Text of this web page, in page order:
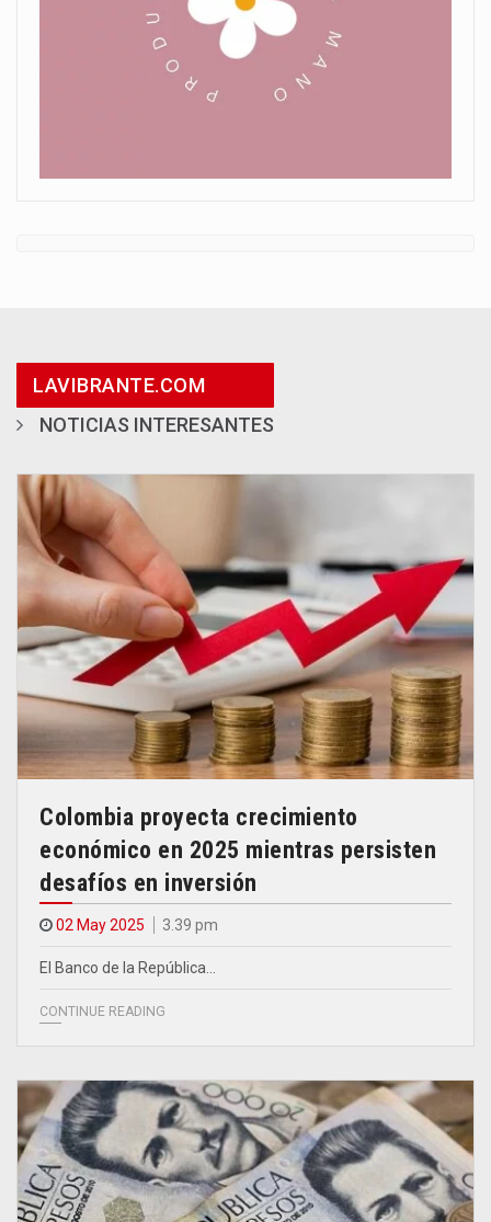
LAVIBRANTE.COM
NOTICIAS INTERESANTES
Colombia proyecta crecimiento
económico en 2025 mientras persisten
desafíos en inversión
02 May 2025 3.39 pm
El Banco de la República…
CONTINUE READING